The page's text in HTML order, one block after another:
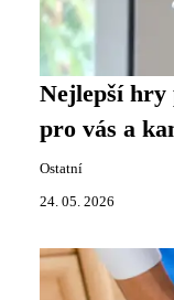
Nejlepší hry
pro vás a
Ostatní
24. 05. 2026